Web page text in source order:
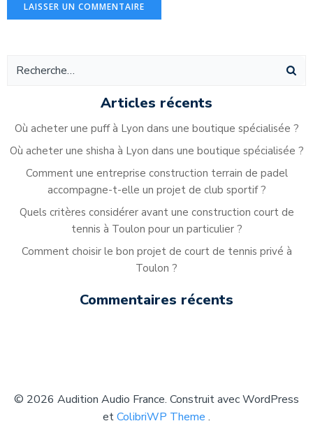
Articles récents
Où acheter une puff à Lyon dans une boutique spécialisée ?
Où acheter une shisha à Lyon dans une boutique spécialisée ?
Comment une entreprise construction terrain de padel
accompagne-t-elle un projet de club sportif ?
Quels critères considérer avant une construction court de
tennis à Toulon pour un particulier ?
Comment choisir le bon projet de court de tennis privé à
Toulon ?
Commentaires récents
© 2026 Audition Audio France. Construit avec WordPress
etColibriWP Theme .